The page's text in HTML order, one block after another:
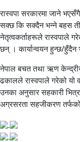
रास्वपा सरकारमा जाने
सक्छ कि सक्दैन भन्ने बहस
नेतृत्वकर्ताहरूले रास्वपाले
छन् । कार्यान्वयन हुन्छ/
नेपाल बचत तथा ऋण
ढकालले रास्वपाले गरेको यो
उनका अनुसार सहकारी
अग्रसरता सहजीकरण